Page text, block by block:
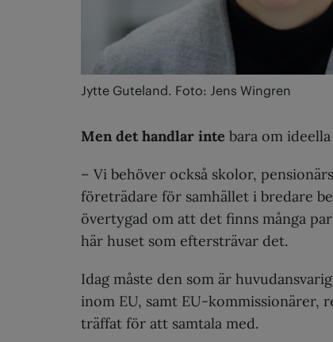
Jytte Guteland. Foto: Jens Wingren
Men det handlar inte bara om
– Vi behöver också skolor,
företrädare för samhället i bredare
övertygad om att det finns många
här huset som eftersträvar det.
Idag måste den som är
inom EU, samt EU-kommissionärer,
träffat för att samtala med.